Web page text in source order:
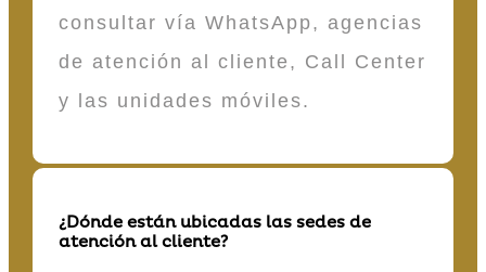
consultar vía WhatsApp, agencias
de atención al cliente, Call Center
y las unidades móviles.
¿Dónde están ubicadas las sedes de
atención al cliente?